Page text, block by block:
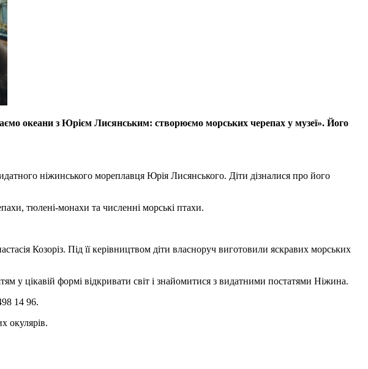
океани з Юрієм Лисянським: створюємо морських черепах у музеї». Його
ніжинського мореплавця Юрія Лисянського. Діти дізналися про його
тюлені-монахи та численні морські птахи.
Козоріз. Під її керівництвом діти власноруч виготовили яскравих морських
у цікавій формі відкривати світ і знайомитися з видатними постатями Ніжина.
14 96.
окулярів.